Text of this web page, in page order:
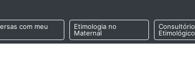
com meu
Etimologia no
Maternal
Consultório
Etimológico